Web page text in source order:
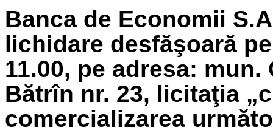
Banca de Economii
lichidare desfăşoară
11.00, pe adresa:
Bătrîn nr. 23, licitaţia
comercializarea